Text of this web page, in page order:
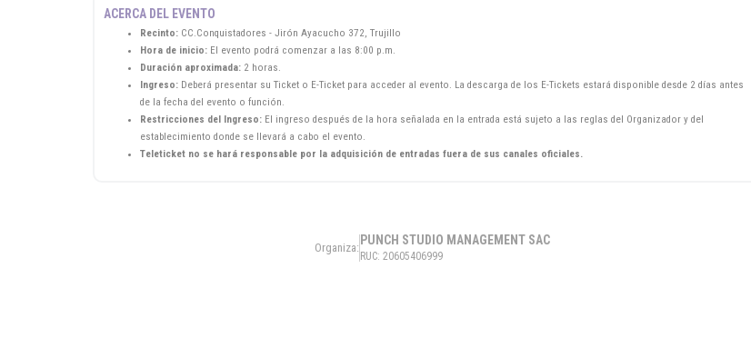
ACERCA DEL EVENTO
Recinto: CC.Conquistadores - Jirón Ayacucho 372, Trujillo
Hora de inicio: El evento podrá comenzar a las 8:00 p.m.
Duración aproximada: 2 horas.
Ingreso: Deberá presentar su Ticket o E-Ticket para acceder al evento. La descarga de los E-Tickets estará disponible desde 2 días antes
de la fecha del evento o función.
Restricciones del Ingreso: El ingreso después de la hora señalada en la entrada está sujeto a las reglas del Organizador y del
establecimiento donde se llevará a cabo el evento.
Teleticket no se hará responsable por la adquisición de entradas fuera de sus canales oficiales.
Organiza:
PUNCH STUDIO MANAGEMENT SAC
RUC: 20605406999